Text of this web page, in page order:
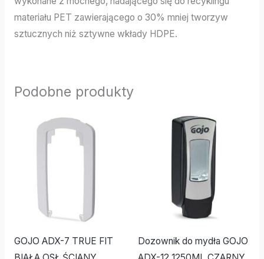
materiału PET zawierającego o 30% mniej tworzyw
sztucznych niż sztywne wkłady HDPE.
Podobne produkty
GOJO ADX-7 TRUE FIT
Dozownik do mydła GOJO